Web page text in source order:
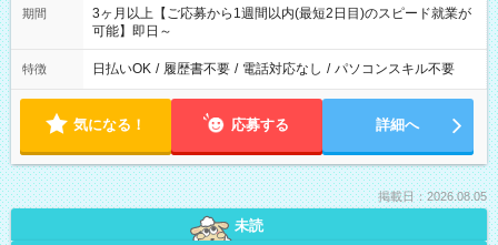
期間
3ヶ月以上【ご応募から1週間以内(最短2日目)のスピード就業が
可能】即日～
特徴 日払いOK / 履歴書不要 / 電話対応なし / パソコンスキル不要
気になる！ 応募する 詳細へ
掲載日：2026.08.05
未読